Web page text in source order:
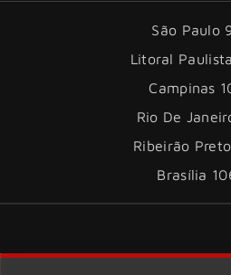
São Paulo
Litoral
Campinas
Rio De
Ribeirão
Brasília